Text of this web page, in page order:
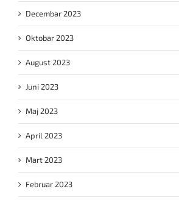
Decembar 2023
Oktobar 2023
August 2023
Juni 2023
Maj 2023
April 2023
Mart 2023
Februar 2023